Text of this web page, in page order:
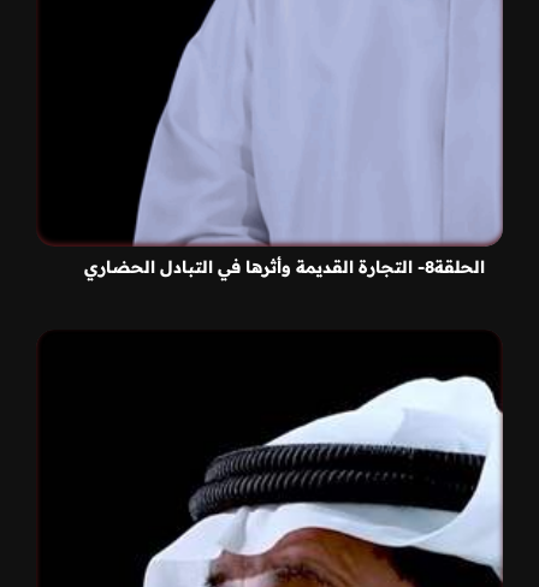
الحلقة8- التجارة القديمة وأثرها في التبادل الحضاري